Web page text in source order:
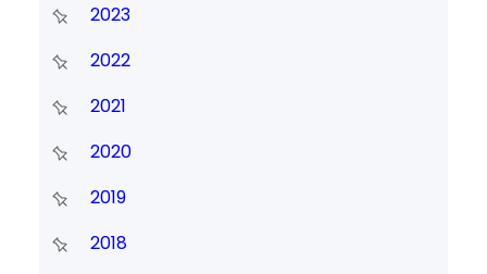
2023
2022
2021
2020
2019
2018